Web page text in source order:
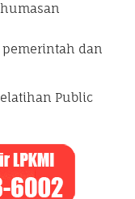
dan
Public